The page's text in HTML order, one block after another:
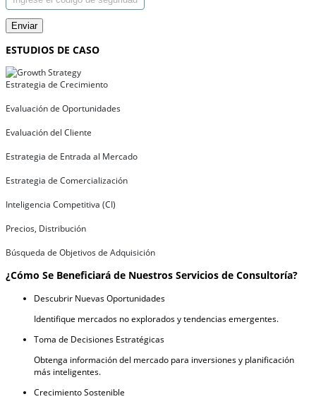
Enviar
ESTUDIOS DE CASO
Estrategia de Crecimiento
Evaluación de Oportunidades
Evaluación del Cliente
Estrategia de Entrada al Mercado
Estrategia de Comercialización
Inteligencia Competitiva (CI)
Precios, Distribución
Búsqueda de Objetivos de Adquisición
¿Cómo Se Beneficiará de Nuestros Servicios de Consultoría?
Descubrir Nuevas Oportunidades
Identifique mercados no explorados y tendencias emergentes.
Toma de Decisiones Estratégicas
Obtenga información del mercado para inversiones y planificación
más inteligentes.
Crecimiento Sostenible